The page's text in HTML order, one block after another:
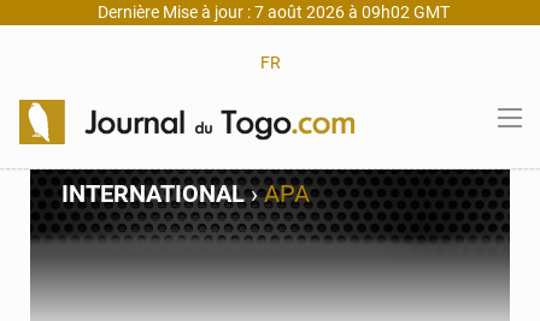
Dernière Mise à jour : 7 août 2026 à 09h02 GMT
FR
INTERNATIONAL›APA